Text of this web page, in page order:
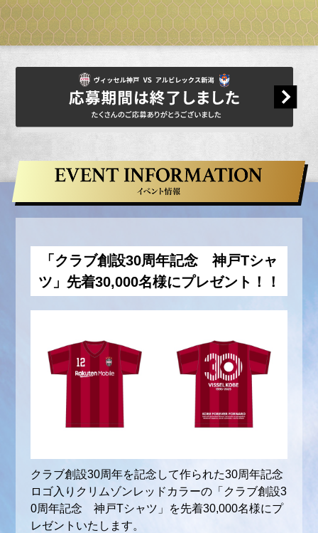
本キャンペーンへの応募は、お一人様１回
限りとさせていただきます。（重複して応
ご登録内容に虚偽があった場合は、応募資
格、当選資格を取り消す場合があります。
用条件などを変更する場合があります。
当選チケットの交換、返却などはお受けで
ること、ならびに第三者に転売の委託をす
ることを禁止します。なお、オークション
ならびにインターネットオークションへの
とし、チケット代の返金を認めず、入場を
認めないことがあります。
当選の権利は他の方に譲渡できません。
応募状況の確認および抽選結果に関するお
応募情報は、キャンペーン主催者である楽
天ヴィッセル神戸株式会社にも提供させて
いただきます。
また、本キャンペーンの当落案内について
「クラブ創設30周年記念 神戸Tシャ
ツ」先着30,000名様にプレゼント！！
クラブ創設30周年を記念して作られた30周年記念
ロゴ入りクリムゾンレッドカラーの「クラブ創設3
0周年記念 神戸Tシャツ」を先着30,000名様にプ
レゼントいたします。